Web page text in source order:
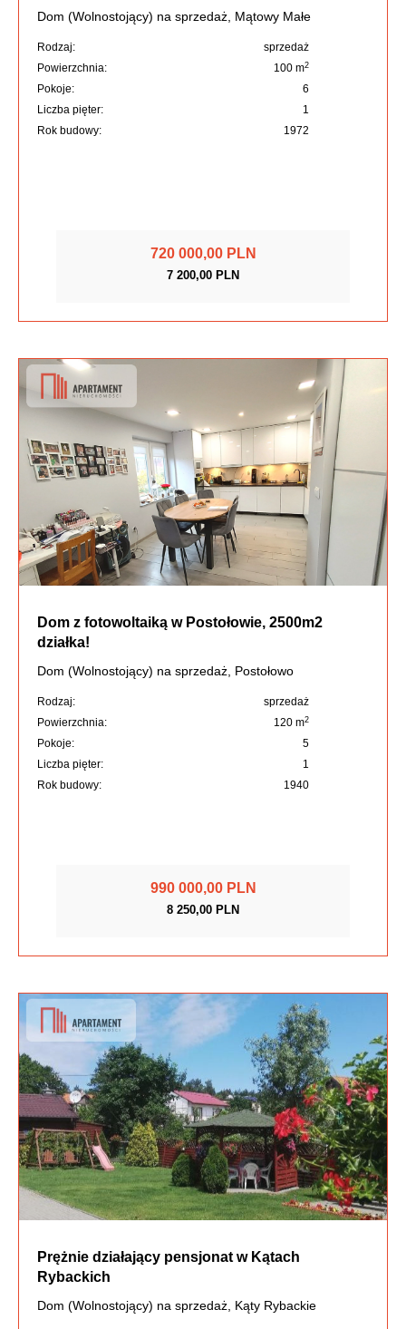
Dom (Wolnostojący) na sprzedaż, Mątowy Małe
Rodzaj:
sprzedaż
Powierzchnia:
100 m2
Pokoje:
6
Liczba pięter:
1
Rok budowy:
1972
720 000,00 PLN
7 200,00 PLN
Dom z fotowoltaiką w Postołowie, 2500m2
działka!
Dom (Wolnostojący) na sprzedaż, Postołowo
Rodzaj:
sprzedaż
Powierzchnia:
120 m2
Pokoje:
5
Liczba pięter:
1
Rok budowy:
1940
990 000,00 PLN
8 250,00 PLN
Prężnie działający pensjonat w Kątach
Rybackich
Dom (Wolnostojący) na sprzedaż, Kąty Rybackie